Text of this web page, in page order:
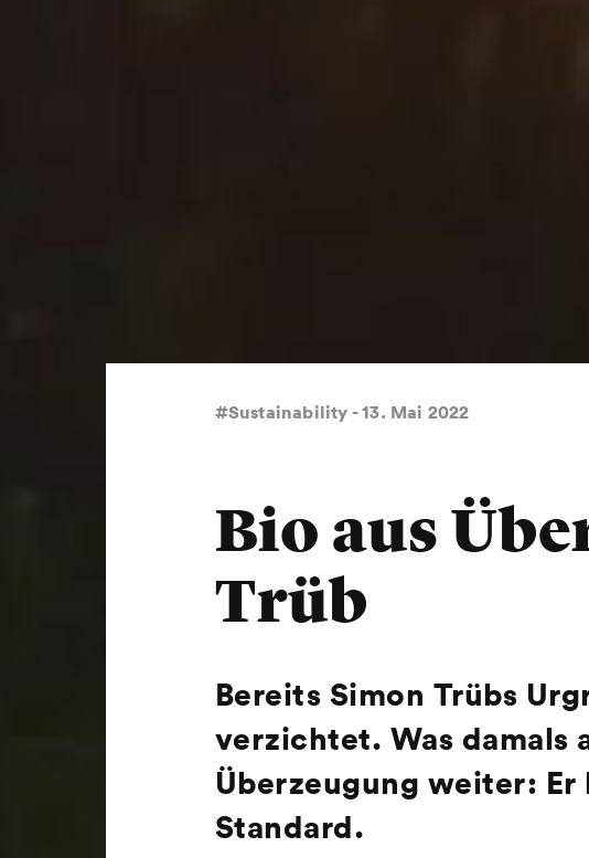
#Sustainability - 13. Mai 2022
Bio aus
Trüb
Bereits Simon Trübs
verzichtet. Was damals
Überzeugung weiter:
Standard.